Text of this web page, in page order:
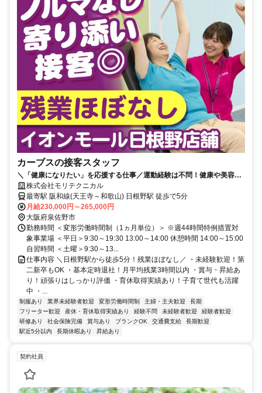
カーブスの接客スタッフ
＼「健康になりたい」を応援する仕事／運動経験は不問！健康や美容に
興味があれば未経験から安心スタート！
株式会社モリテクニカル
最寄駅 阪和線(天王寺～和歌山) 日根野駅 徒歩で5分
月給230,000円～265,000円
大阪府泉佐野市
勤務時間 ＜変形労働時間制（1ヵ月単位）＞ ※週44時間特例措置対
象事業場 ＜平日＞9:30～19:30 13:00～14:00 休憩時間 14:00～15:00
自習時間 ＜土曜＞9:30～13...
仕事内容 ＼日根野駅から徒歩5分！残業ほぼなし／ ・未経験歓迎！第
二新卒もOK ・基本定時退社！月平均残業3時間以内 ・賞与・昇給あ
り！頑張りはしっかり評価 ・育休取得実績あり！子育て世代も活躍
中 ・...
制服あり 業界未経験者歓迎 変形労働時間制 主婦・主夫歓迎
長期
フリーター歓迎
産休・育休取得実績あり 経験不問 未経験者歓迎
経験者歓迎
研修あり
社会保険完備 賞与あり ブランクOK 交通費支給
長期歓迎
駅近5分以内
長期休暇あり 昇給あり
契約社員